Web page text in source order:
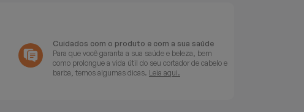
Cuidados com o produto e com a sua saúde
Para que você garanta a sua saúde e beleza, bem
como prolongue a vida útil do seu cortador de cabelo e
barba, temos algumas dicas. Leia aqui.